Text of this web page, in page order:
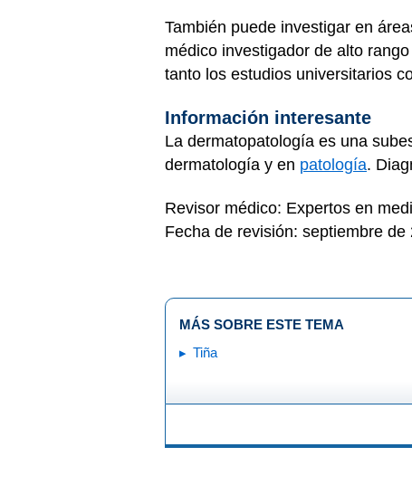
También puede investigar en
médico investigador de alto
tanto los estudios universitarios
Información interesante
La dermatopatología es una
dermatología y en patología.
Revisor médico: Expertos en
Fecha de revisión: septiembre de
MÁS SOBRE ESTE TEMA
Tiña